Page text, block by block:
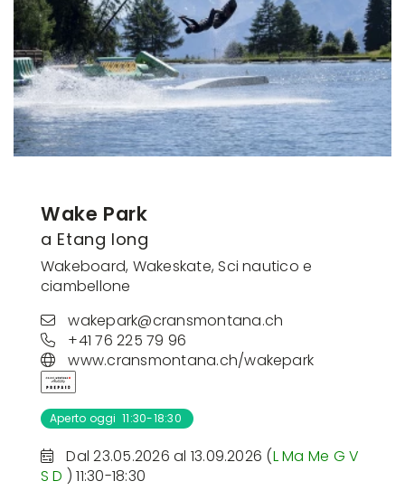
Wake Park
a Etang long
Wakeboard, Wakeskate, Sci nautico e
ciambellone
wakepark@cransmontana.ch
+41 76 225 79 96
www.cransmontana.ch/wakepark
Aperto oggi 11:30-18:30
Dal 23.05.2026 al 13.09.2026 (LMa Me GV
SD ) 11:30-18:30